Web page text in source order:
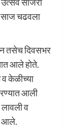
साज चढवला
तसेच दिवसभर
आले होते.
केळीच्या
आली
लावली व
आले.